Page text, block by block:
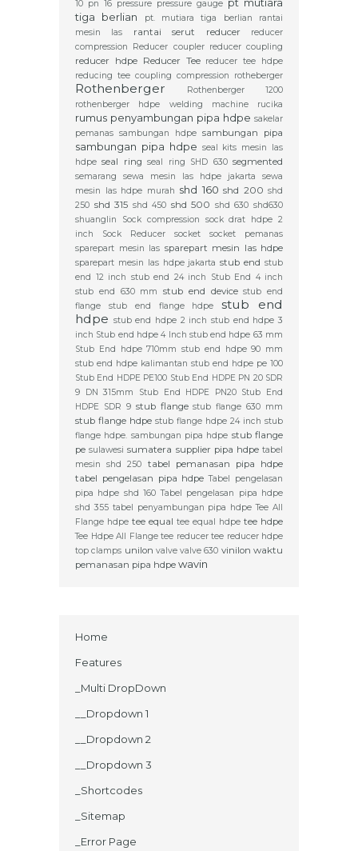
10 pn 16 pressure pressure gauge pt mutiara
tiga berlian
pt. mutiara tiga berlian
rantai
mesin las
rantai serut reducer
reducer
compression
Reducer coupler reducer coupling
reducer hdpe Reducer Tee reducer tee hdpe
reducing tee coupling compression
rotheberger
Rothenberger
Rothenberger 1200
rothenberger hdpe welding machine
rucika
rumus penyambungan pipa hdpe sakelar
pemanas sambungan hdpe sambungan pipa
sambungan pipa hdpe seal kits mesin las
hdpe seal ring seal ring SHD 630 segmented
semarang sewa mesin las hdpe jakarta
sewa
mesin las hdpe murah shd 160 shd 200 shd
250 shd 315 shd 450 shd 500 shd 630 shd630
shuanglin
Sock compression
sock drat hdpe 2
inch
Sock Reducer socket
socket pemanas
sparepart mesin las sparepart mesin las hdpe
sparepart mesin las hdpe jakarta stub end stub
end 12 inch stub end 24 inch
Stub End 4 inch
stub end 630 mm
stub end device stub end
flange
stub end flange hdpe
stub end
hdpe stub end hdpe 2 inch stub end hdpe 3
inch Stub end hdpe 4 Inch stub end hdpe 63 mm
Stub End hdpe 710mm stub end hdpe 90 mm
stub end hdpe kalimantan stub end hdpe pe 100
Stub End HDPE PE100 Stub End HDPE PN 20 SDR
9 DN 315mm
Stub End HDPE PN20 Stub End
HDPE SDR 9 stub flange stub flange 630 mm
stub flange hdpe stub flange hdpe 24 inch stub
flange hdpe. sambungan pipa hdpe stub flange
pe sulawesi sumatera supplier pipa hdpe tabel
mesin shd 250
tabel pemanasan pipa hdpe
tabel pengelasan pipa hdpe Tabel pengelasan
pipa hdpe shd 160 Tabel pengelasan pipa hdpe
shd 355 tabel penyambungan pipa hdpe Tee All
Flange hdpe tee equal tee equal hdpe tee hdpe
Tee Hdpe All Flange tee reducer tee reducer hdpe
top clamps unilon valve valve 630 vinilon waktu
pemanasan pipa hdpe wavin
Home
Features
_Multi DropDown
__Dropdown 1
__Dropdown 2
__Dropdown 3
_Shortcodes
_Sitemap
_Error Page